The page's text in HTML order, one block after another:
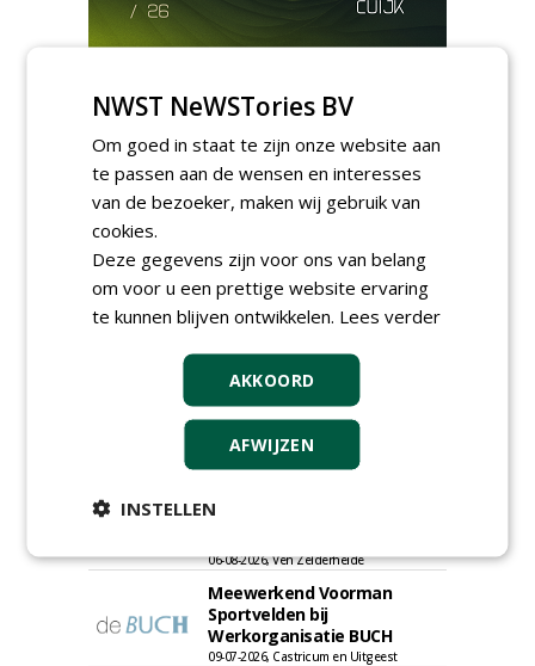
Meld je aan voor onze digitale
nieuwsbrief.
Allround
(fulltime) bij DSV zaden
06-08-2026, Ven Zelderheide
Meewerkend Voorman
Sportvelden bij
Werkorganisatie BUCH
09-07-2026, Castricum en Uitgeest
NWST NeWSTories BV
Om goed in staat te zijn onze website aan
te passen aan de wensen en interesses
van de bezoeker, maken wij gebruik van
cookies.
Deze gegevens zijn voor ons van belang
om voor u een prettige website ervaring
te kunnen blijven ontwikkelen. Lees verder
AKKOORD
AFWIJZEN
INSTELLEN